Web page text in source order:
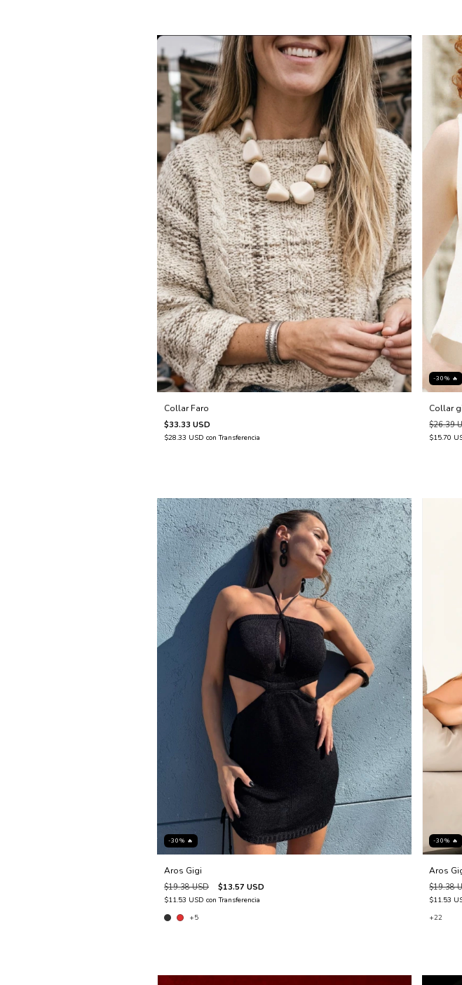
Collar Faro
$33.33 USD
$28.33 USD con Transferencia
-30% 🔥
Collar
$26.39
$15.70
-30% 🔥
Aros Gigi
$19.38 USD $13.57 USD
$11.53 USD con Transferencia
+5
-30% 🔥
Aros
$19.38
$11.53
+22